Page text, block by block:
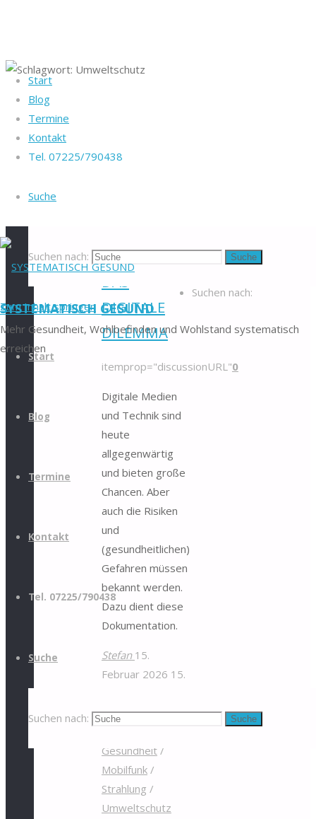
Start
Blog
Termine
Kontakt
Tel. 07225/790438
Suche
Suchen nach: Suche
SYSTEMATISCH GESUND
Mehr Gesundheit, Wohlbefinden und Wohlstand systematisch
erreichen
Zum Inhalt springen
Start
Blog
Termine
Kontakt
Tel. 07225/790438
Suche
Suchen nach: Suche
Beiträge
DAS
DIGITALE
DILEMMA
itemprop="discussionURL"0
Digitale Medien
und Technik sind
heute
allgegenwärtig
und bieten große
Chancen. Aber
auch die Risiken
und
(gesundheitlichen)
Gefahren müssen
bekannt werden.
Dazu dient diese
Dokumentation.
Stefan 15.
Februar 2026 15.
Mobilfunk &
Gesundheit/
Mobilfunk/
Strahlung /
Umweltschutz
Datenschutzerklärung
Suchen nach: